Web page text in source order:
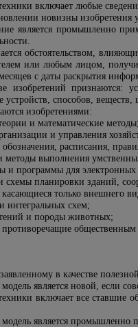
включает любые
новизны изобретения
является промышленно
обстоятельством,
или любым лицом,
с даты раскрытия
изобретений признаются:
устройств, способов,
изобретениями:
и математические методы;
и управления
расписания,
методы выполнения
и программы для
схемы планировки зданий,
только внешнего
интегральных схем;
и породы животных;
в качестве
является новой, если
включает все ставшие
модель является промышленно